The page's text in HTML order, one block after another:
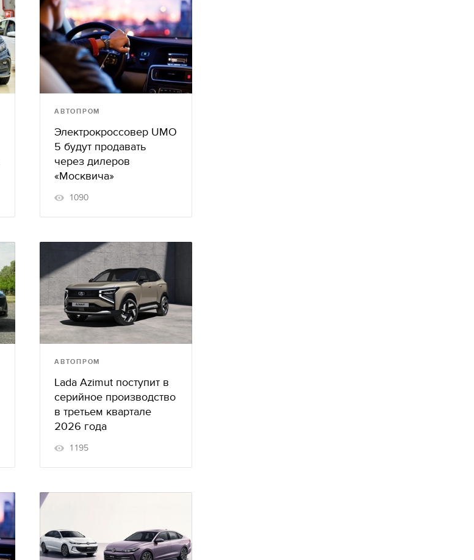
АВТОПРОМ
Электрокроссовер UMO
5 будут продавать
через дилеров
«Москвича»
1090
АВТОПРОМ
Lada Azimut поступит в
серийное производство
в третьем квартале
2026 года
1195